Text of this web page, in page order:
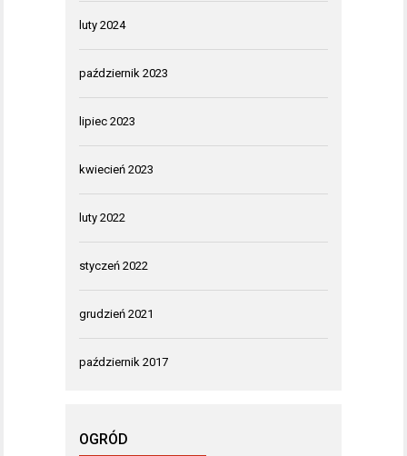
luty 2024
październik 2023
lipiec 2023
kwiecień 2023
luty 2022
styczeń 2022
grudzień 2021
październik 2017
OGRÓD